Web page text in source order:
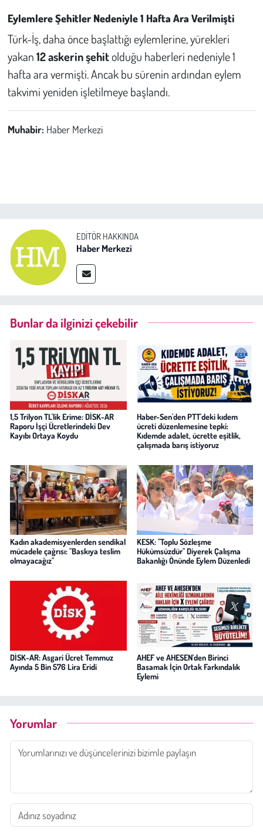
Eylemlere Şehitler Nedeniyle 1 Hafta Ara Verilmişti
Türk-İş, daha önce başlattığı eylemlerine, yürekleri
yakan12 askerin şehitolduğu haberleri nedeniyle 1
hafta ara vermişti. Ancak bu sürenin ardından eylem
takvimi yeniden işletilmeye başlandı.
Muhabir: Haber Merkezi
EDITÖR HAKKINDA
Haber Merkezi
Bunlar da ilginizi çekebilir
1,5 Trilyon TL'lik Erime: DİSK-AR
Raporu İşçi Ücretlerindeki Dev
Kayıbı Ortaya Koydu
Haber-Sen'den PTT'deki kıdem
ücreti düzenlemesine tepki:
Kıdemde adalet, ücrette eşitlik,
çalışmada barış istiyoruz
Kadın akademisyenlerden sendikal
mücadele çağrısı: "Baskıya teslim
olmayacağız"
KESK: "Toplu Sözleşme
Hükümsüzdür" Diyerek Çalışma
Bakanlığı Önünde Eylem Düzenledi
DİSK-AR: Asgari Ücret Temmuz
Ayında 5 Bin 576 Lira Eridi
AHEF ve AHESEN'den Birinci
Basamak İçin Ortak Farkındalık
Eylemi
Yorumlar